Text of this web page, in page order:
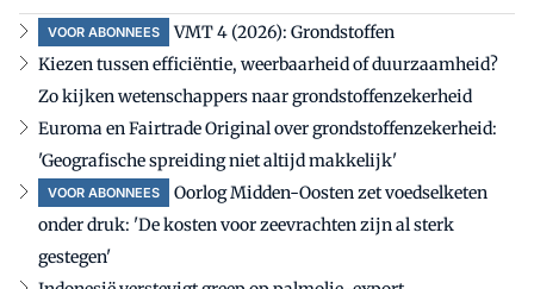
VOOR ABONNEES
VMT 4 (2026): Grondstoffen
Kiezen tussen efficiëntie, weerbaarheid of duurzaamheid?
Zo kijken wetenschappers naar grondstoffenzekerheid
Euroma en Fairtrade Original over grondstoffenzekerheid:
'Geografische spreiding niet altijd makkelijk'
VOOR ABONNEES
Oorlog Midden-Oosten zet voedselketen
onder druk: 'De kosten voor zeevrachten zijn al sterk
gestegen'